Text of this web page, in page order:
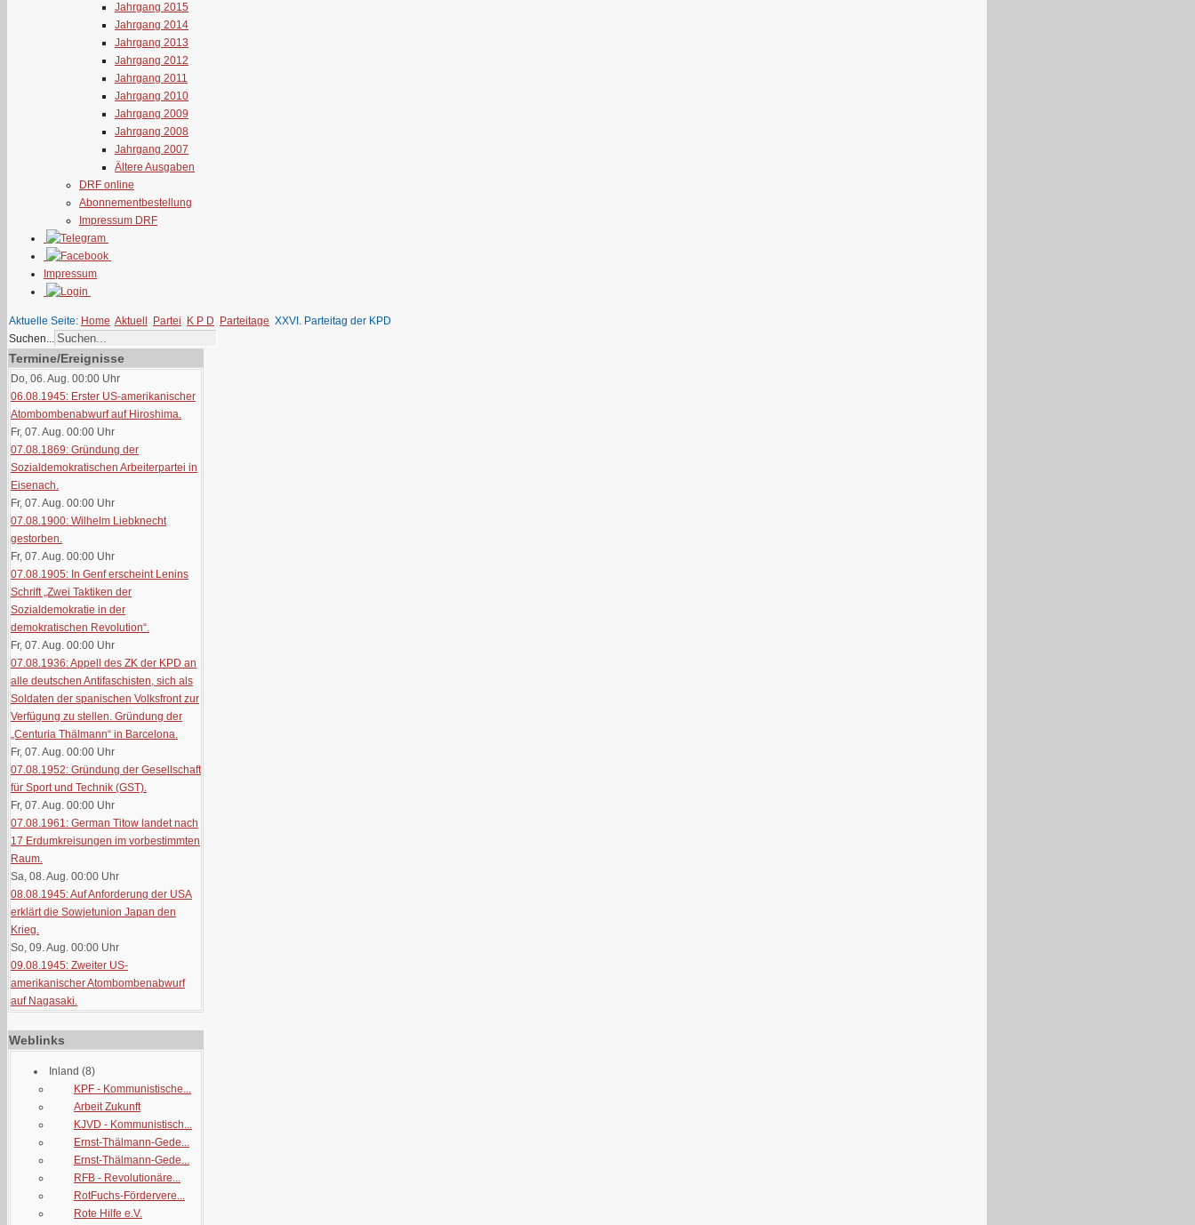
Jahrgang 2015
Jahrgang 2014
Jahrgang 2013
Jahrgang 2012
Jahrgang 2011
Jahrgang 2010
Jahrgang 2009
Jahrgang 2008
Jahrgang 2007
Ältere Ausgaben
DRF online
Abonnementbestellung
Impressum DRF
Impressum
Aktuelle Seite: Home Aktuell Partei K P D Parteitage XXVI. Parteitag der KPD
Suchen...
Termine/Ereignisse
Do, 06. Aug. 00:00 Uhr
06.08.1945: Erster US-amerikanischer
Atombombenabwurf auf Hiroshima.
Fr, 07. Aug. 00:00 Uhr
07.08.1869: Gründung der
Sozialdemokratischen Arbeiterpartei in
Eisenach.
Fr, 07. Aug. 00:00 Uhr
07.08.1900: Wilhelm Liebknecht
gestorben.
Fr, 07. Aug. 00:00 Uhr
07.08.1905: In Genf erscheint Lenins
Schrift „Zwei Taktiken der
Sozialdemokratie in der
demokratischen Revolution“.
Fr, 07. Aug. 00:00 Uhr
07.08.1936: Appell des ZK der KPD an
alle deutschen Antifaschisten, sich als
Soldaten der spanischen Volksfront zur
Verfügung zu stellen. Gründung der
„Centuria Thälmann“ in Barcelona.
Fr, 07. Aug. 00:00 Uhr
07.08.1952: Gründung der Gesellschaft
für Sport und Technik (GST).
Fr, 07. Aug. 00:00 Uhr
07.08.1961: German Titow landet nach
17 Erdumkreisungen im vorbestimmten
Raum.
Sa, 08. Aug. 00:00 Uhr
08.08.1945: Auf Anforderung der USA
erklärt die Sowjetunion Japan den
Krieg.
So, 09. Aug. 00:00 Uhr
09.08.1945: Zweiter US-
amerikanischer Atombombenabwurf
auf Nagasaki.
Weblinks
Inland (8)
KPF - Kommunistische...
Arbeit Zukunft
KJVD - Kommunistisch...
Ernst-Thälmann-Gede...
Ernst-Thälmann-Gede...
RFB - Revolutionäre...
RotFuchs-Fördervere...
Rote Hilfe e.V.